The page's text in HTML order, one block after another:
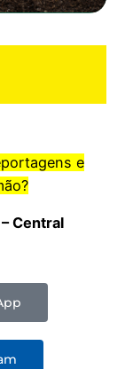
e
Central